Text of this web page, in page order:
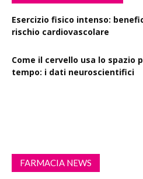
Esercizio fisico intenso:
rischio cardiovascolare
Come il cervello usa lo spazio
tempo: i dati neuroscientifici
FARMACIA NEWS